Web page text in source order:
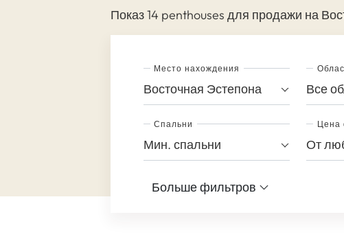
Показ 14 penthouses для продажи на
Место нахождения
Восточная Эстепона Все
Спальни
Мин. спальни
Цена
От
Больше фильтров